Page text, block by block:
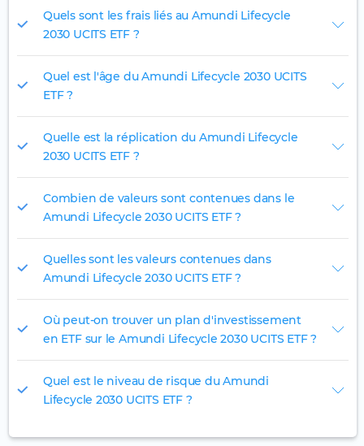
Quels sont les frais liés au Amundi Lifecycle
2030 UCITS ETF ?
Quel est l'âge du Amundi Lifecycle 2030 UCITS
ETF ?
Quelle est la réplication du Amundi Lifecycle
2030 UCITS ETF ?
Combien de valeurs sont contenues dans le
Amundi Lifecycle 2030 UCITS ETF ?
Quelles sont les valeurs contenues dans
Amundi Lifecycle 2030 UCITS ETF ?
Où peut-on trouver un plan d'investissement
en ETF sur le Amundi Lifecycle 2030 UCITS ETF ?
Quel est le niveau de risque du Amundi
Lifecycle 2030 UCITS ETF ?